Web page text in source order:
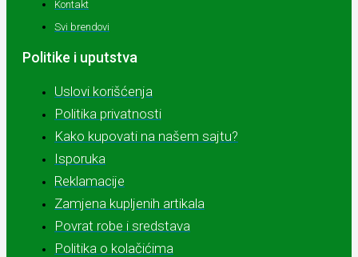
Kontakt
Svi brendovi
Politike i uputstva
Uslovi korišćenja
Politika privatnosti
Kako kupovati na našem sajtu?
Isporuka
Reklamacije
Zamjena kupljenih artikala
Povrat robe i sredstava
Politika o kolačićima